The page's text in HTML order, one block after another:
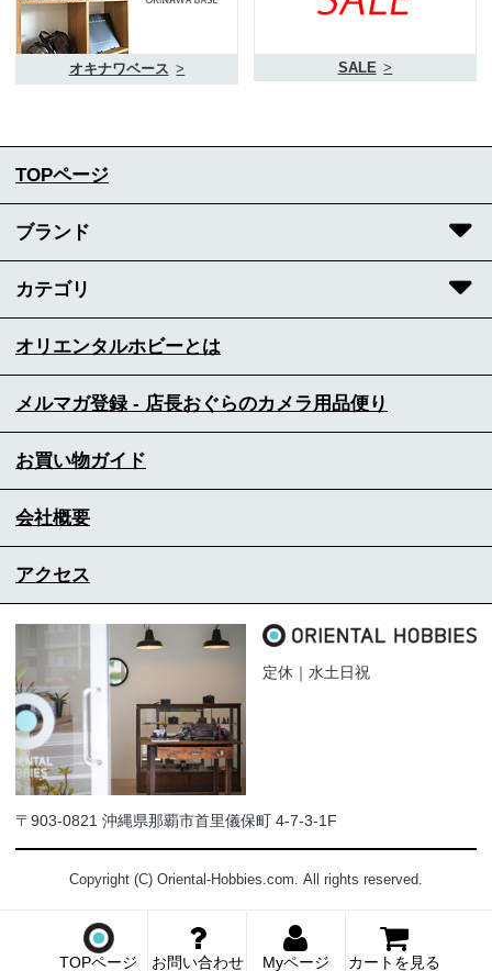
TOPページ お問い合わせ Myページ カートを見る
オキナワベース > SALE >
TOPページ
ブランド
カテゴリ
オリエンタルホビーとは
メルマガ登録 - 店長おぐらのカメラ用品便り
お買い物ガイド
会社概要
アクセス
定休｜水土日祝
〒903-0821 沖縄県那覇市首里儀保町 4-7-3-1F
Copyright (C) Oriental-Hobbies.com. All rights reserved.